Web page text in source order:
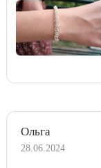
Ольга
28.06.2024